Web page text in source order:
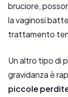
bruciore,
la vaginosi
trattamento
Un altro tipo di
gravidanza è
piccole